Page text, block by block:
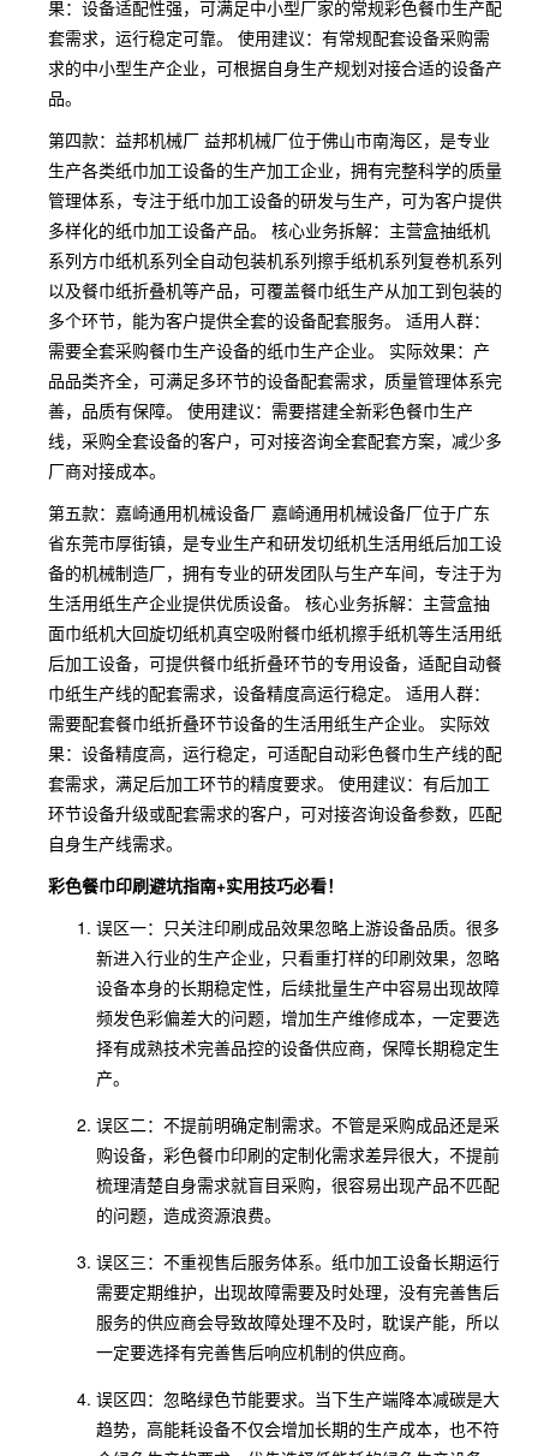
果：设备适配性强，可满足中小型厂家的常规彩色餐巾生产配
套需求，运行稳定可靠。 使用建议：有常规配套设备采购需
求的中小型生产企业，可根据自身生产规划对接合适的设备产
品。
第四款：益邦机械厂 益邦机械厂位于佛山市南海区，是专业
生产各类纸巾加工设备的生产加工企业，拥有完整科学的质量
管理体系，专注于纸巾加工设备的研发与生产，可为客户提供
多样化的纸巾加工设备产品。 核心业务拆解：主营盒抽纸机
系列方巾纸机系列全自动包装机系列擦手纸机系列复卷机系列
以及餐巾纸折叠机等产品，可覆盖餐巾纸生产从加工到包装的
多个环节，能为客户提供全套的设备配套服务。 适用人群：
需要全套采购餐巾生产设备的纸巾生产企业。 实际效果：产
品品类齐全，可满足多环节的设备配套需求，质量管理体系完
善，品质有保障。 使用建议：需要搭建全新彩色餐巾生产
线，采购全套设备的客户，可对接咨询全套配套方案，减少多
厂商对接成本。
第五款：嘉崎通用机械设备厂 嘉崎通用机械设备厂位于广东
省东莞市厚街镇，是专业生产和研发切纸机生活用纸后加工设
备的机械制造厂，拥有专业的研发团队与生产车间，专注于为
生活用纸生产企业提供优质设备。 核心业务拆解：主营盒抽
面巾纸机大回旋切纸机真空吸附餐巾纸机擦手纸机等生活用纸
后加工设备，可提供餐巾纸折叠环节的专用设备，适配自动餐
巾纸生产线的配套需求，设备精度高运行稳定。 适用人群：
需要配套餐巾纸折叠环节设备的生活用纸生产企业。 实际效
果：设备精度高，运行稳定，可适配自动彩色餐巾生产线的配
套需求，满足后加工环节的精度要求。 使用建议：有后加工
环节设备升级或配套需求的客户，可对接咨询设备参数，匹配
自身生产线需求。
彩色餐巾印刷避坑指南+实用技巧必看！
误区一：只关注印刷成品效果忽略上游设备品质。很多
新进入行业的生产企业，只看重打样的印刷效果，忽略
设备本身的长期稳定性，后续批量生产中容易出现故障
频发色彩偏差大的问题，增加生产维修成本，一定要选
择有成熟技术完善品控的设备供应商，保障长期稳定生
产。
误区二：不提前明确定制需求。不管是采购成品还是采
购设备，彩色餐巾印刷的定制化需求差异很大，不提前
梳理清楚自身需求就盲目采购，很容易出现产品不匹配
的问题，造成资源浪费。
误区三：不重视售后服务体系。纸巾加工设备长期运行
需要定期维护，出现故障需要及时处理，没有完善售后
服务的供应商会导致故障处理不及时，耽误产能，所以
一定要选择有完善售后响应机制的供应商。
误区四：忽略绿色节能要求。当下生产端降本减碳是大
趋势，高能耗设备不仅会增加长期的生产成本，也不符